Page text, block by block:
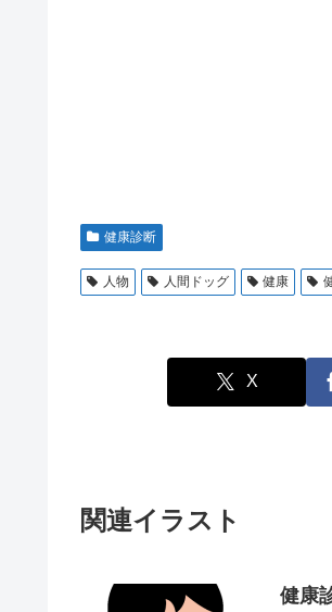
健康診断
人物 人間ドッグ 健康
X
関連イラスト
健康